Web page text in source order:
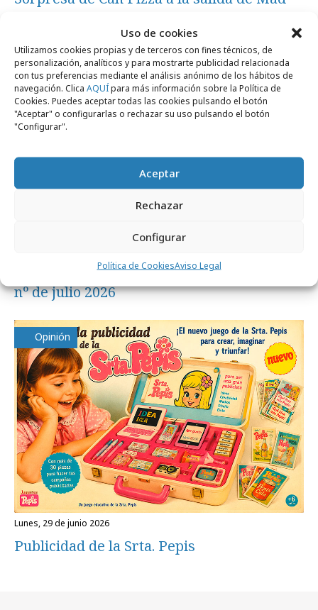
Uso de cookies
Utilizamos cookies propias y de terceros con fines técnicos, de
personalización, analíticos y para mostrarte publicidad relacionada
con tus preferencias mediante el análisis anónimo de los hábitos de
navegación. Clica AQUÍpara más información sobre la Política de
Cookies. Puedes aceptar todas las cookies pulsando el botón
"Aceptar" o configurarlas o rechazar su uso pulsando el botón
"Configurar".
Aceptar
Rechazar
Configurar
Política de CookiesAviso Legal
Revista CTRL
La revista Ctrl ControlPublicidad lanza su
nº de julio 2026
Opinión
lunes, 29 de junio 2026
Publicidad de la Srta. Pepis